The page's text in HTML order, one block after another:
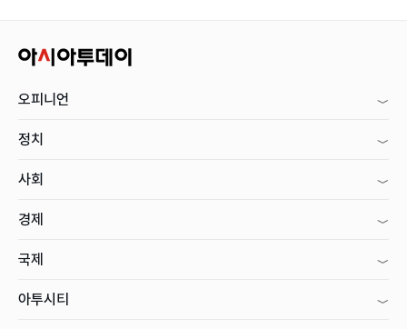
오피니언
정치
사회
경제
국제
아투시티